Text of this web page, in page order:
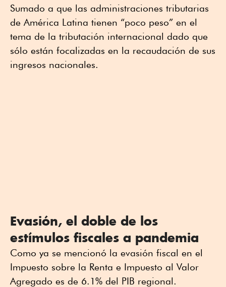
Sumado a que las administraciones tributarias
de América Latina tienen “poco peso” en el
tema de la tributación internacional dado que
sólo están focalizadas en la recaudación de sus
ingresos nacionales.
Evasión, el doble de los
estímulos fiscales a pandemia
Como ya se mencionó la evasión fiscal en el
Impuesto sobre la Renta e Impuesto al Valor
Agregado es de 6.1% del PIB regional.